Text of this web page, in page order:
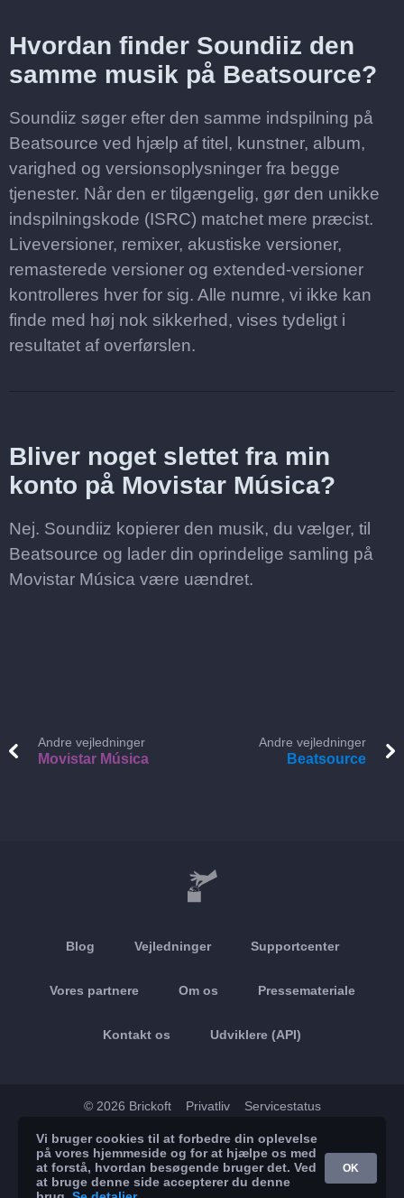
Hvordan finder Soundiiz den
samme musik på Beatsource?
Soundiiz søger efter den samme indspilning på
Beatsource ved hjælp af titel, kunstner, album,
varighed og versionsoplysninger fra begge
tjenester. Når den er tilgængelig, gør den unikke
indspilningskode (ISRC) matchet mere præcist.
Liveversioner, remixer, akustiske versioner,
remasterede versioner og extended-versioner
kontrolleres hver for sig. Alle numre, vi ikke kan
finde med høj nok sikkerhed, vises tydeligt i
resultatet af overførslen.
Bliver noget slettet fra min
konto på Movistar Música?
Nej. Soundiiz kopierer den musik, du vælger, til
Beatsource og lader din oprindelige samling på
Movistar Música være uændret.
Andre vejledninger
Movistar Música
Andre vejledninger
Beatsource
Blog Vejledninger Supportcenter
Vores partnere Om os Pressemateriale
Kontakt os Udviklere (API)
© 2026 Brickoft Privatliv Servicestatus
App Store Google Play
Vi bruger cookies til at forbedre din oplevelse
på vores hjemmeside og for at hjælpe os med
at forstå, hvordan besøgende bruger det. Ved
at bruge denne side accepterer du denne
OK